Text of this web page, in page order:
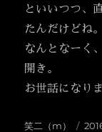
といいつつ、
たんだけどね。
なんとなーく
開き。
お世話になり
投
笑二（m）
投